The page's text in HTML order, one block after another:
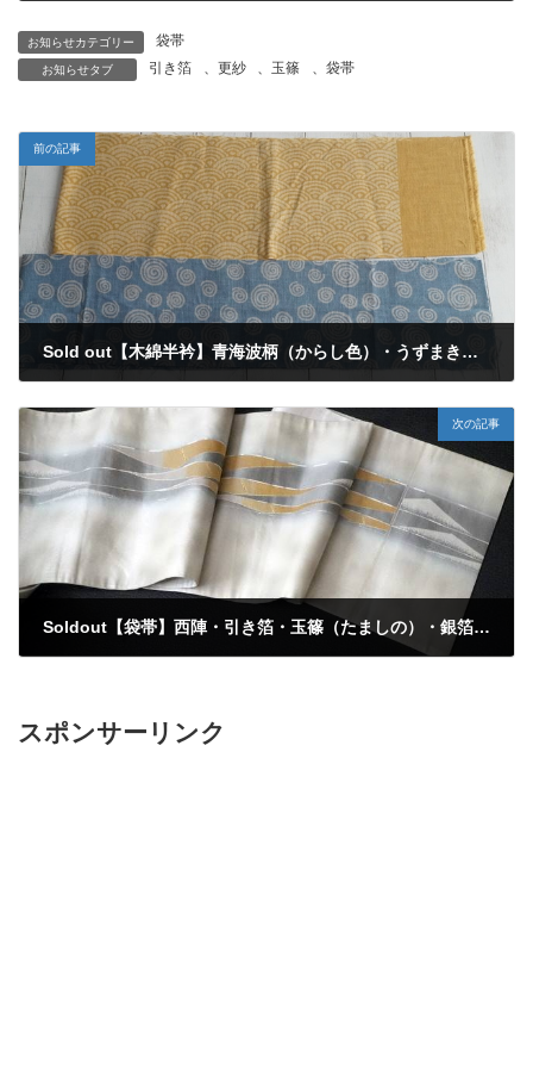
お知らせカテゴリー 袋帯
お知らせタブ 引き箔 更紗 玉篠 袋帯
前の記事
Sold out【木綿半衿】青海波柄（からし色）・うずまき柄（水色）セット
次の記事
Soldout【袋帯】西陣・引き箔・玉篠（たましの）・銀箔・少々難あり
スポンサーリンク